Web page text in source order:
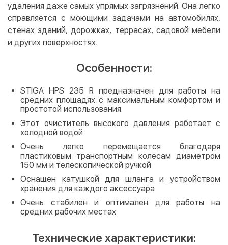
удаления даже самых упрямых загрязнений. Она легко
справляется с моющими задачами на автомобилях,
стенах зданий, дорожках, террасах, садовой мебели
и других поверхностях.
Особенности:
STIGA HPS 235 R предназначен для работы на
средних площадях с максимальным комфортом и
простотой использования.
Этот очиститель высокого давления работает с
холодной водой
Очень легко перемещается благодаря
пластиковым транспортным колесам диаметром
150 мм и телескопической ручкой
Оснащен катушкой для шланга и устройством
хранения для каждого аксессуара
Очень стабилен и оптимален для работы на
средних рабочих местах
Технические характеристики: